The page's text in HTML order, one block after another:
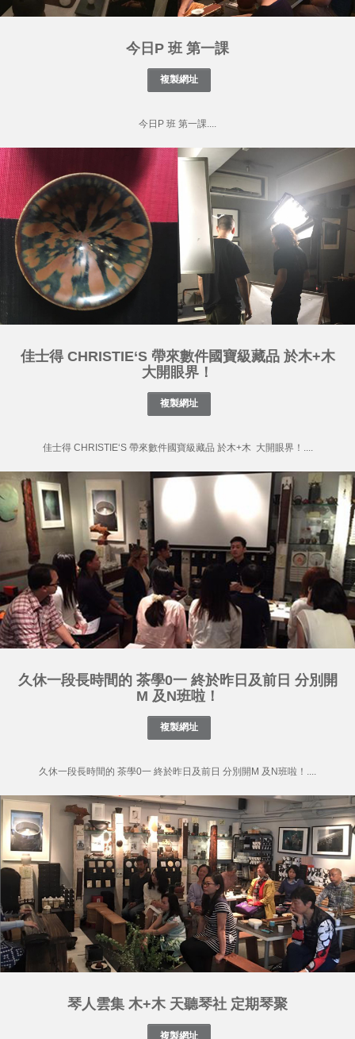
今日P 班 第一課
今日P 班 第一課....
佳士得 CHRISTIE‘S 帶來數件國寶級藏品 於木+木
大開眼界！
佳士得 CHRISTIE‘S 帶來數件國寶級藏品 於木+木 大開眼界！....
久休一段長時間的 茶學0一 終於昨日及前日 分別開
M 及N班啦！
久休一段長時間的 茶學0一 終於昨日及前日 分別開M 及N班啦！....
琴人雲集 木+木 天聽琴社 定期琴聚